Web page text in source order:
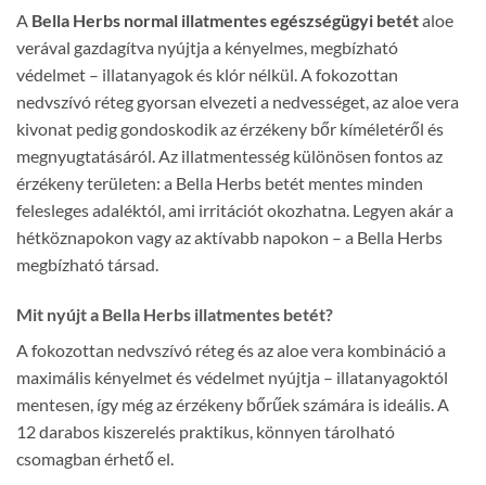
A Bella Herbs normal illatmentes egészségügyi betétaloe
verával gazdagítva nyújtja a kényelmes, megbízható
védelmet – illatanyagok és klór nélkül. A fokozottan
nedvszívó réteg gyorsan elvezeti a nedvességet, az aloe vera
kivonat pedig gondoskodik az érzékeny bőr kíméletéről és
megnyugtatásáról. Az illatmentesség különösen fontos az
érzékeny területen: a Bella Herbs betét mentes minden
felesleges adaléktól, ami irritációt okozhatna. Legyen akár a
hétköznapokon vagy az aktívabb napokon – a Bella Herbs
megbízható társad.
Mit nyújt a Bella Herbs illatmentes betét?
A fokozottan nedvszívó réteg és az aloe vera kombináció a
maximális kényelmet és védelmet nyújtja – illatanyagoktól
mentesen, így még az érzékeny bőrűek számára is ideális. A
12 darabos kiszerelés praktikus, könnyen tárolható
csomagban érhető el.